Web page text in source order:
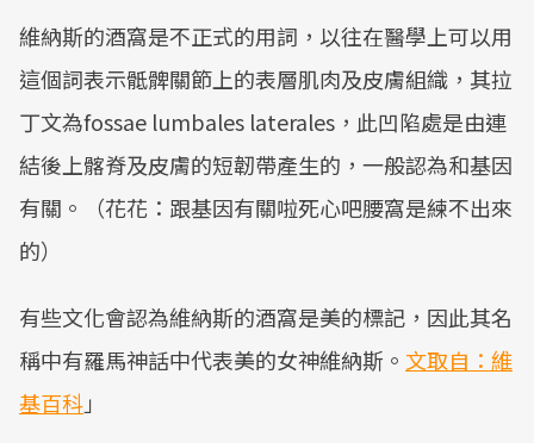
維納斯的酒窩是不正式的用詞，以往在醫學上可以用
這個詞表示骶髀關節上的表層肌肉及皮膚組織，其拉
丁文為fossae lumbales laterales，此凹陷處是由連
結後上髂脊及皮膚的短韌帶產生的，一般認為和基因
有關。（花花：跟基因有關啦死心吧腰窩是練不出來
的）
有些文化會認為維納斯的酒窩是美的標記，因此其名
稱中有羅馬神話中代表美的女神維納斯。 文取自：維
基百科」